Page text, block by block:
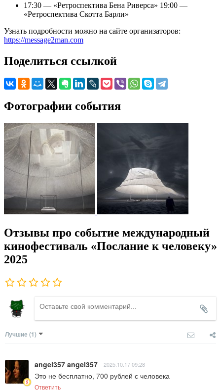
17:30 — «Ретроспектива Бена Риверса» 19:00 —
«Ретроспектива Скотта Барли»
Узнать подробности можно на сайте организаторов:
https://message2man.com
Поделиться ссылкой
Фотографии события
Отзывы про событие международный
кинофестиваль «Послание к человеку»
2025
Лучшие (1)
angel357 angel357 2025.10.17 09:28
Это не бесплатно, 700 рублей с человека
Ответить